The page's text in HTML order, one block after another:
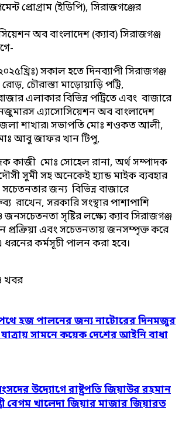
প্রোগ্রাম (ইডিপি), সিরাজগঞ্জের
অব বাংলাদেশ (ক্যাব) সিরাজগঞ্জ
সকাল হতে দিনব্যাপী সিরাজগঞ্জ
চৌরাস্তা মাড়োয়াড়ি পট্টি,
এলাকার বিভিন্ন পট্রিতে এবং বাজারে
এ্যাসোসিয়েশন অব বাংলাদেশ
শাখার৷ সভাপতি মোঃ শওকত আলী,
আবু জাফর খান টিপু,
কাজী মোঃ সোহেল রানা, অর্থ সম্পাদক
সুমী সহ অনেকেই হ্যান্ড মাইক ব্যবহার
জন্য বিভিন্ন বাজারে
রাখেন, সরকারি সংস্থার পাশাপাশি
সৃষ্টির লক্ষ্যে ক্যাব সিরাজগঞ্জ
প্রক্রিয়া এবং সচেতনতায় জনসম্পৃক্ত করে
ধরনের কর্মসূচী পালন করা হবে।
খবর
পথে হজ পালনের জন্য নাটোরের দিনমজুর
সামনে কয়েক দেশের আইনি বাধা
উদ্যোগে রাষ্ট্রপতি জিয়াউর রহমান
বেগম খালেদা জিয়ার মাজার জিয়ারত